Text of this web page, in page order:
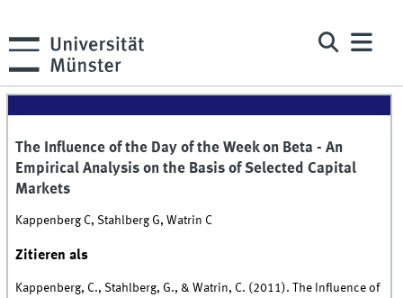
The Influence of the Day of the Week on Beta - An
Empirical Analysis on the Basis of Selected Capital
Markets
Kappenberg C, Stahlberg G, Watrin C
Zitieren als
Kappenberg, C., Stahlberg, G., & Watrin, C. (2011). The Influence of